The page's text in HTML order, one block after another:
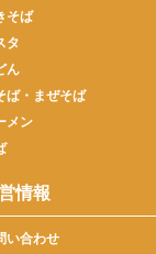
そば
タ
ん
ば・まぜそば
メン
情報
い合わせ